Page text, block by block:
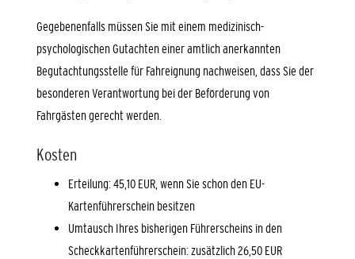
Gegebenenfalls müssen Sie mit einem medizinisch-
psychologischen Gutachten einer amtlich anerkannten
Begutachtungsstelle für Fahreignung nachweisen, dass Sie der
besonderen Verantwortung bei der Beförderung von
Fahrgästen gerecht werden.
Kosten
Erteilung: 45,10 EUR, wenn Sie schon den EU-
Kartenführerschein besitzen
Umtausch Ihres bisherigen Führerscheins in den
Scheckkartenführerschein: zusätzlich 26,50 EUR